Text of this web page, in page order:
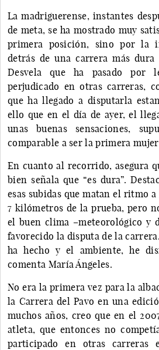
La madriguerense, instantes
de meta, se ha mostrado muy
primera posición, sino por la
detrás de una carrera más
Desvela que ha pasado por
perjudicado en otras carreras,
que ha llegado a disputarla
ello que en el día de ayer, el
unas buenas sensaciones,
comparable a ser la primera
En cuanto al recorrido, asegura
bien señala que “es dura”.
esas subidas que matan el ritmo
7 kilómetros de la prueba, pero
el buen clima –meteorológico y
favorecido la disputa de la
ha hecho y el ambiente, he
comenta María Ángeles.
No era la primera vez para la
la Carrera del Pavo en una
muchos años, creo que en el
atleta, que entonces no
participado en otras carreras